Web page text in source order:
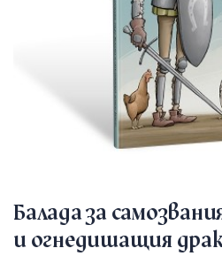
Балада за
и огнедишащия